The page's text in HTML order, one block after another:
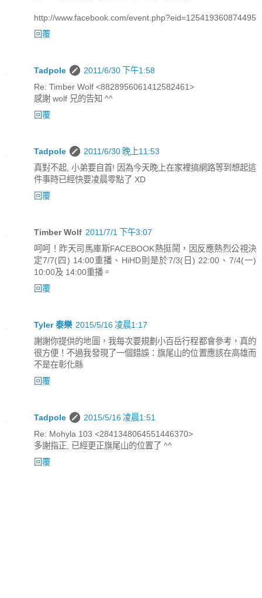
http://www.facebook.com/event.php?eid=125419360874495
回覆
Tadpole
2011/6/30 下午1:58
Re: Timber Wolf <8828956061412582461>
感謝 wolf 兄的告知 ^^
回覆
Tadpole
2011/6/30 晚上11:53
真對不起, 小弟要自首! 因為今天晚上在家裡搞網路等到想起這
件事時已經快要凌晨零點了 XD
回覆
Timber Wolf 2011/7/1 下午3:07
呵呵！昨天司馬庫斯FACEBOOK熱挺鬧，因反應熱烈公視決
定7/7(四) 14:00重播、HiHD則是於7/3(日) 22:00、7/4(一)
10:00及 14:00重播。
回覆
Tyler 泰樂 2015/5/16 凌晨1:17
謝謝你提供的地圖，我每次要規劃小百岳行程都會參考，真的
很方便！不過我發現了一個錯誤：旗尾山的位置應該在高雄而
不是在彰化縣
回覆
Tadpole
2015/5/16 凌晨1:51
Re: Mohyla 103 <2841348064551446370>
多謝指正, 已經更正旗尾山的位置了 ^^
回覆